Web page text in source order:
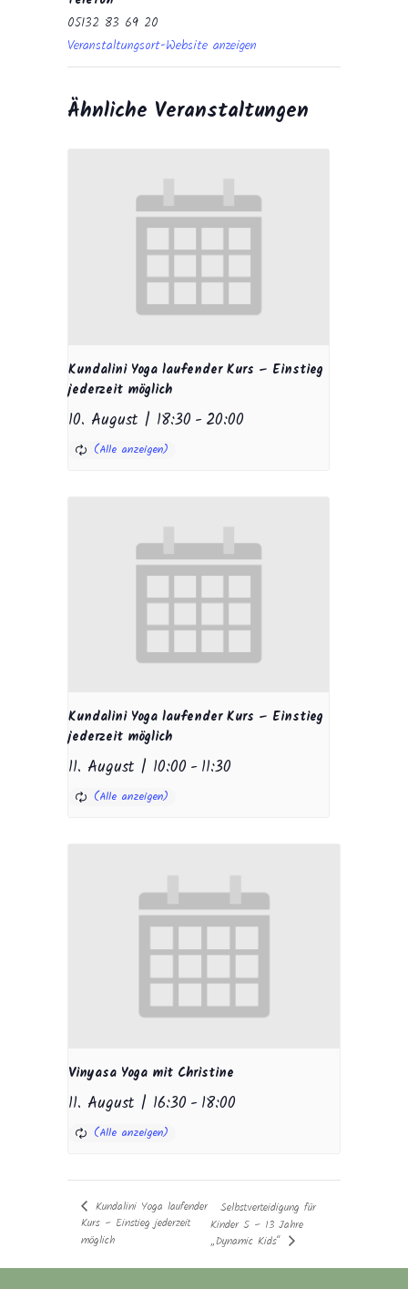
05132 83 69 20
Veranstaltungsort-Website anzeigen
Ähnliche Veranstaltungen
Kundalini Yoga laufender Kurs – Einstieg
jederzeit möglich
10. August | 18:30 -20:00
Kundalini Yoga laufender Kurs – Einstieg
jederzeit möglich
11. August | 10:00 -11:30
Vinyasa Yoga mit Christine
11. August | 16:30 -18:00
Kundalini Yoga laufender
Kurs – Einstieg jederzeit
möglich
Selbstverteidigung für
Kinder 5 – 13 Jahre
„Dynamic Kids“